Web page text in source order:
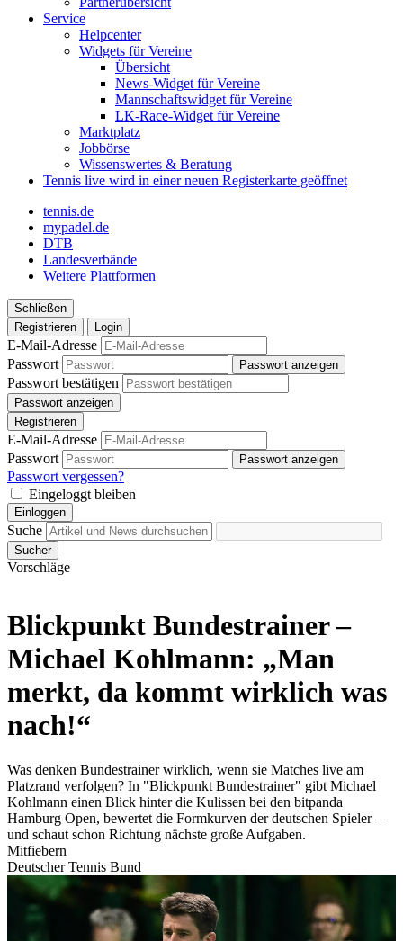
Service
Helpcenter
Widgets für Vereine
Übersicht
News-Widget für Vereine
Mannschaftswidget für Vereine
LK-Race-Widget für Vereine
Marktplatz
Jobbörse
Wissenswertes & Beratung
Tennis live wird in einer neuen Registerkarte geöffnet
tennis.de
mypadel.de
DTB
Landesverbände
Weitere Plattformen
Schließen
Registrieren
Login
E-Mail-Adresse
Passwort
Passwort anzeigen
Passwort bestätigen
Passwort anzeigen
Registrieren
E-Mail-Adresse
Passwort
Passwort anzeigen
Passwort vergessen?
Eingeloggt bleiben
Einloggen
Suche
Sucher
Vorschläge
Blickpunkt Bundestrainer –
Michael Kohlmann: „Man
merkt, da kommt wirklich was
nach!“
Was denken Bundestrainer wirklich, wenn sie Matches live am
Platzrand verfolgen? In "Blickpunkt Bundestrainer" gibt Michael
Kohlmann einen Blick hinter die Kulissen bei den bitpanda
Hamburg Open, bewertet die Formkurven der deutschen Spieler –
und schaut schon Richtung nächste große Aufgaben.
Mitfiebern
Deutscher Tennis Bund